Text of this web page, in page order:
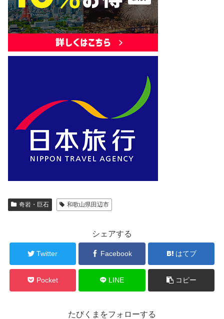
奇岩・巨石 和歌山県田辺市
シェアする
Twitter Facebook はてブ
Pocket LINE コピー
たびくまをフォローする